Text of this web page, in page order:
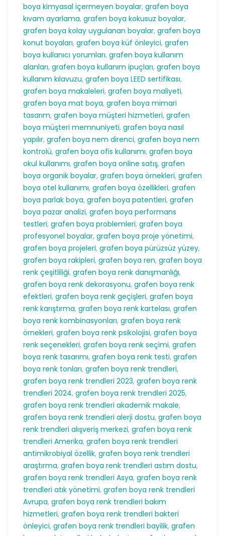
boya kimyasal içermeyen boyalar, grafen boya
kıvam ayarlama, grafen boya kokusuz boyalar,
grafen boya kolay uygulanan boyalar, grafen boya
konut boyaları, grafen boya küf önleyici, grafen
boya kullanıcı yorumları, grafen boya kullanım
alanları, grafen boya kullanım ipuçları, grafen boya
kullanım kılavuzu, grafen boya LEED sertifikası,
grafen boya makaleleri, grafen boya maliyeti,
grafen boya mat boya, grafen boya mimari
tasarım, grafen boya müşteri hizmetleri, grafen
boya müşteri memnuniyeti, grafen boya nasıl
yapılır, grafen boya nem direnci, grafen boya nem
kontrolü, grafen boya ofis kullanımı, grafen boya
okul kullanımı, grafen boya online satış, grafen
boya organik boyalar, grafen boya örnekleri, grafen
boya otel kullanımı, grafen boya özellikleri, grafen
boya parlak boya, grafen boya patentleri, grafen
boya pazar analizi, grafen boya performans
testleri, grafen boya problemleri, grafen boya
profesyonel boyalar, grafen boya proje yönetimi,
grafen boya projeleri, grafen boya pürüzsüz yüzey,
grafen boya rakipleri, grafen boya ren, grafen boya
renk çeşitliliği, grafen boya renk danışmanlığı,
grafen boya renk dekorasyonu, grafen boya renk
efektleri, grafen boya renk geçişleri, grafen boya
renk karıştırma, grafen boya renk kartelası, grafen
boya renk kombinasyonları, grafen boya renk
örnekleri, grafen boya renk psikolojisi, grafen boya
renk seçenekleri, grafen boya renk seçimi, grafen
boya renk tasarımı, grafen boya renk testi, grafen
boya renk tonları, grafen boya renk trendleri,
grafen boya renk trendleri 2023, grafen boya renk
trendleri 2024, grafen boya renk trendleri 2025,
grafen boya renk trendleri akademik makale,
grafen boya renk trendleri alerji dostu, grafen boya
renk trendleri alışveriş merkezi, grafen boya renk
trendleri Amerika, grafen boya renk trendleri
antimikrobiyal özellik, grafen boya renk trendleri
araştırma, grafen boya renk trendleri astım dostu,
grafen boya renk trendleri Asya, grafen boya renk
trendleri atık yönetimi, grafen boya renk trendleri
Avrupa, grafen boya renk trendleri bakım
hizmetleri, grafen boya renk trendleri bakteri
önleyici, grafen boya renk trendleri bayilik, grafen